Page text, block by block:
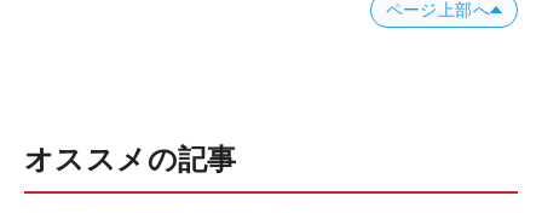
ページ上部へ
オススメの記事